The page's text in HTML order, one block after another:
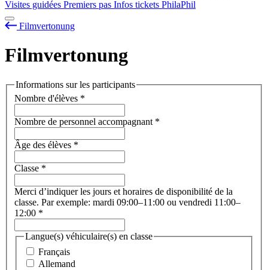
Visites guidées Premiers pas Infos tickets PhilaPhil
Filmvertonung
Filmvertonung
Informations sur les participants
Nombre d'élèves *
Nombre de personnel accompagnant *
Âge des élèves *
Classe *
Merci d’indiquer les jours et horaires de disponibilité de la
classe. Par exemple: mardi 09:00–11:00 ou vendredi 11:00–
12:00 *
Langue(s) véhiculaire(s) en classe
Français
Allemand